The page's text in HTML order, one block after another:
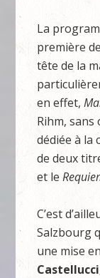
La
première
tête de la
en effet,
Rihm,
dédiée à la
de deux
et le
C’est
Salzbourg
une mise
Castellucci